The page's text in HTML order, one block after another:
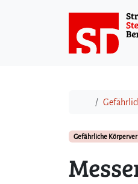
Start
Gefährliche